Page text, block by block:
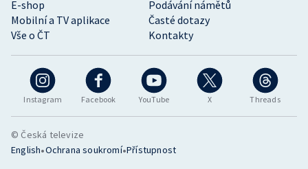
Instagram Facebook YouTube X Threads
E-shop
Podávání námětů
Mobilní a TV aplikace
Časté dotazy
Vše o ČT
Kontakty
© Česká televize
English•Ochrana soukromí•Přístupnost